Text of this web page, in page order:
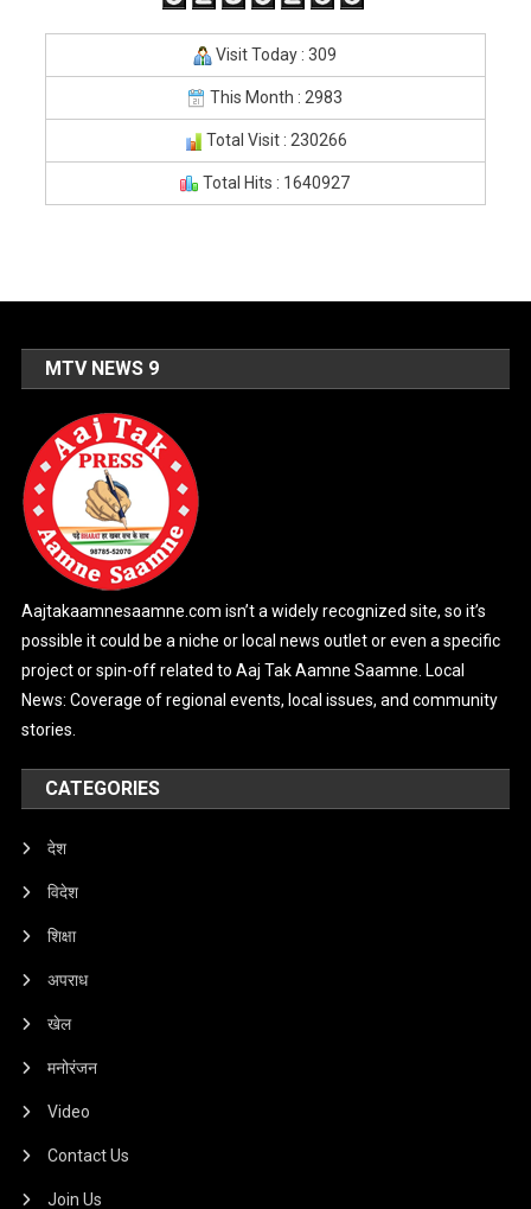
Visit Today : 309
This Month : 2983
Total Visit : 230266
Total Hits : 1640927
MTV NEWS 9
Aajtakaamnesaamne.com isn’t a widely recognized site, so it’s
possible it could be a niche or local news outlet or even a specific
project or spin-off related to Aaj Tak Aamne Saamne. Local
News: Coverage of regional events, local issues, and community
stories.
CATEGORIES
देश
विदेश
शिक्षा
अपराध
खेल
मनोरंजन
Video
Contact Us
Join Us